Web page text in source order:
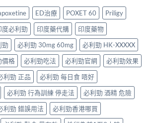
ED治療 POXET 60
Priligy
度必利勁 印度藥代購
印度藥物
勁 必利勁 30mg 60mg
必利勁 HK-XXXXX
價格 必利勁吃法 必利勁官網
必利勁效果
利勁 正品
必利勁 每日食 唔好
必利勁 行為訓練 停走法
必利勁 酒精 危險
利勁 錯誤用法
必利勁香港哪買